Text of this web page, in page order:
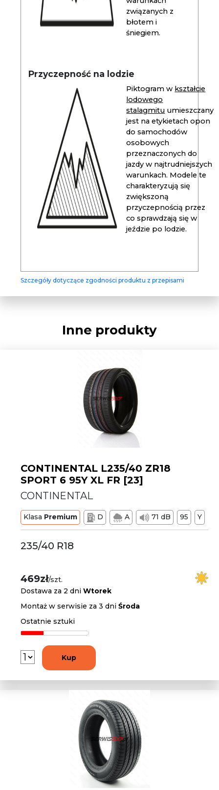
związanych z
błotem i
śniegiem.
Przyczepność na lodzie
Piktogram w kształcie
lodowego
stalagmitu umieszczany
jest na etykietach opon
do samochodów
osobowych
przeznaczonych do
jazdy w najtrudniejszych
warunkach. Modele te
charakteryzują się
zwiększoną
przyczepnością przez
co sprawdzają się w
jeździe po lodzie.
Szczegóły dotyczące zgodności produktu z przepisami
Inne produkty
CONTINENTAL L235/40 ZR18
SPORT 6 95Y XL FR [23]
CONTINENTAL
Klasa Premium D A 71 dB 95 Y
235/40 R18
469zł/szt.
Dostawa za 2 dniWtorek
Montaż w serwisie za 3 dniŚroda
Ostatnie sztuki
Kup